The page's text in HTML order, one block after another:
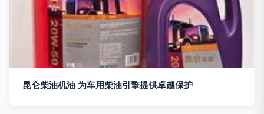
昆仑柴油机油 为车用柴油引擎提供卓越保护